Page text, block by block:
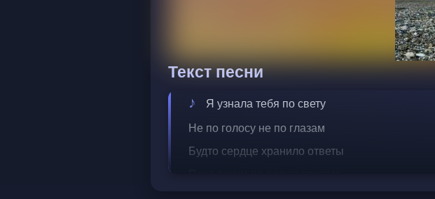
Текст песни
Я узнала тебя по свету
Не по голосу не по глазам
Будто сердце хранило ответы